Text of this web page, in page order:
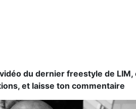
du dernier freestyle de
et laisse ton commentaire